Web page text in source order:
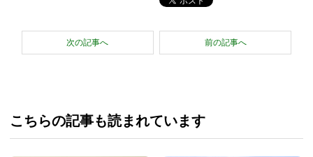
次の記事へ 前の記事へ
こちらの記事も読まれています